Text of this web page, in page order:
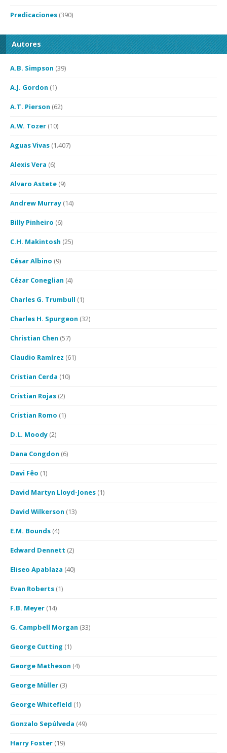
Predicaciones (390)
Autores
A.B. Simpson (39)
A.J. Gordon (1)
A.T. Pierson (62)
A.W. Tozer (10)
Aguas Vivas (1.407)
Alexis Vera (6)
Alvaro Astete (9)
Andrew Murray (14)
Billy Pinheiro (6)
C.H. Makintosh (25)
César Albino (9)
Cézar Coneglian (4)
Charles G. Trumbull (1)
Charles H. Spurgeon (32)
Christian Chen (57)
Claudio Ramírez (61)
Cristian Cerda (10)
Cristian Rojas (2)
Cristian Romo (1)
D.L. Moody (2)
Dana Congdon (6)
Davi Fêo (1)
David Martyn Lloyd-Jones (1)
David Wilkerson (13)
E.M. Bounds (4)
Edward Dennett (2)
Eliseo Apablaza (40)
Evan Roberts (1)
F.B. Meyer (14)
G. Campbell Morgan (33)
George Cutting (1)
George Matheson (4)
George Müller (3)
George Whitefield (1)
Gonzalo Sepúlveda (49)
Harry Foster (19)